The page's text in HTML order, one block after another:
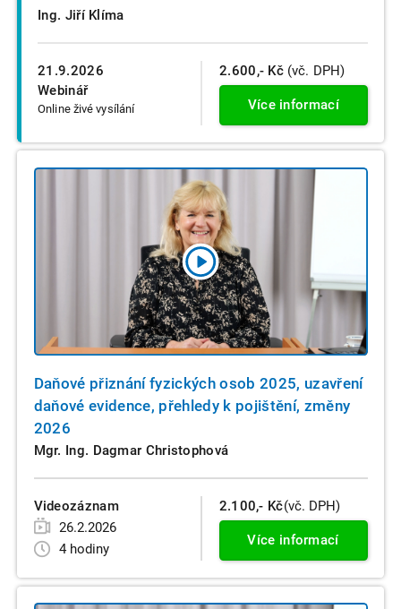
21.9.2026
Webinář
Online živé vysílání
Ing. Jiří Klíma
2.600,- Kč (vč. DPH)
Více informací
Daňové přiznání fyzických osob 2025, uzavření
daňové evidence, přehledy k pojištění, změny
2026
Mgr. Ing. Dagmar Christophová
Videozáznam
26.2.2026
4 hodiny
2.100,- Kč(vč. DPH)
Více informací